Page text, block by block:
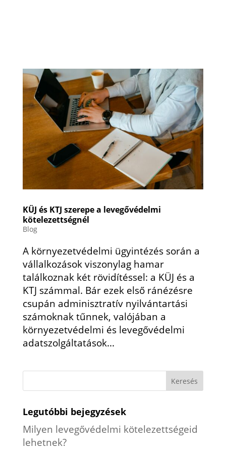
KÜJ és KTJ szerepe a levegővédelmi
kötelezettségnél
Blog
A környezetvédelmi ügyintézés során a
vállalkozások viszonylag hamar
találkoznak két rövidítéssel: a KÜJ és a
KTJ számmal. Bár ezek első ránézésre
csupán adminisztratív nyilvántartási
számoknak tűnnek, valójában a
környezetvédelmi és levegővédelmi
adatszolgáltatások...
Legutóbbi bejegyzések
Milyen levegővédelmi kötelezettségeid
lehetnek?